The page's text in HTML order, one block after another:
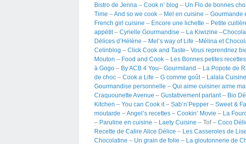
Bistro de Jenna – Cook n’ blog – Un Flo de bonnes
Time –And so we cook – Mel en cuisine – Gourmande
French girl cuisine – Encore une lichette – Petite
appétit– Cyrielle Gourmandise – La Kiwizine –
Délices d’Hélène – Mel’s way of Life –Mélina et
Celinblog – Click Cook and Taste– Vous reprendriez
Mouton – Food and Cook – Les Bonnes petites
à Gogo – By ACB 4 You– Gourmiland – La Popote de
de choc – Cook a Life – G comme goût– Lalala Cuisine
Gourmandise personnelle – Qui aime cuisiner aime
Craquounette Avenue – Gustativement parlant– Bio
Kitchen – You can Cook it– Sab’n’Pepper – Sweet &
moutarde –Angel’s recettes – Cookin’ Movie – La
– Paruline en cuisine – Laety Cuisine – Tof – Coco
Recette de Calire Alice Délice – Les Casseroles de Lise
Chocolatine – Un grain de folie – La gloutonnerie de